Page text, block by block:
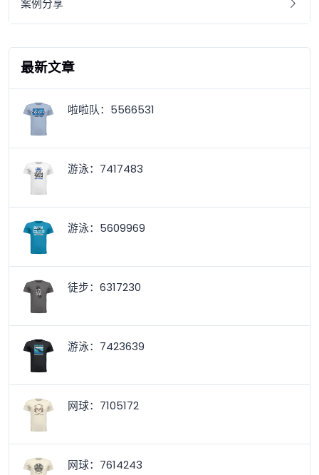
案例分享
最新文章
啦啦队：5566531
游泳：7417483
游泳：5609969
徒步：6317230
游泳：7423639
网球：7105172
网球：7614243